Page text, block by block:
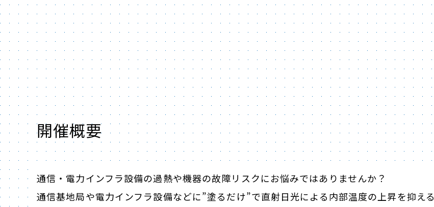
開催概要
通信・電力インフラ設備の過熱や機器の故障リスクにお悩みではありませんか？
通信基地局や電力インフラ設備などに”塗るだけ”で直射日光による内部温度の上昇を抑える